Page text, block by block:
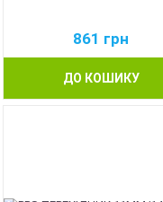
861 грн
ДО КОШИКУ